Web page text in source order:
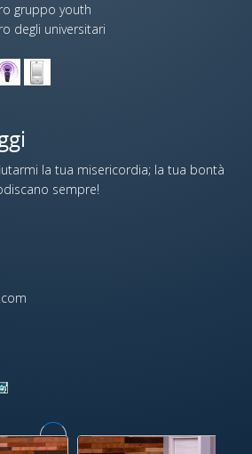
gruppo youth
degli universitari
la tua misericordia; la tua bontà
sempre!